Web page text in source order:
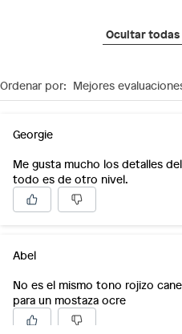
Ocultar
Ordenar por: Mejores
Georgie
Me gusta mucho los detalles
todo es de otro nivel.
Abel
No es el mismo tono rojizo
para un mostaza ocre